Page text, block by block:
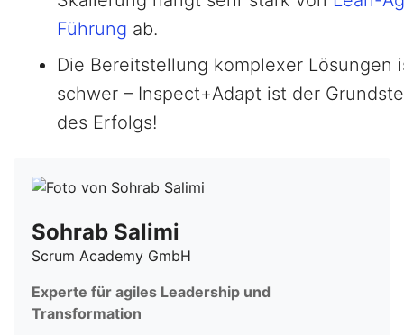
Führung ab.
Die Bereitstellung komplexer Lösungen
schwer – Inspect+Adapt ist der
des Erfolgs!
Sohrab Salimi
Scrum Academy GmbH
Experte für agiles Leadership und
Transformation